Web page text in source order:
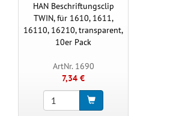
HAN Beschriftungsclip
TWIN, für 1610, 1611,
16110, 16210, transparent,
10er Pack
ArtNr. 1690
7,34 €